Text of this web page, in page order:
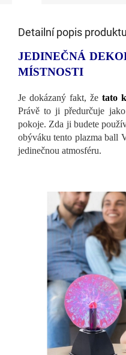
Detailní popis produktu
JEDINEČNÁ
MÍSTNOSTI
Je dokázaný fakt, že tato
Právě to ji předurčuje
pokoje. Zda ji budete
obýváku tento plazma ball
jedinečnou atmosféru.